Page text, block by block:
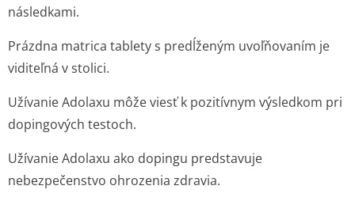
následkami.
Prázdna matrica tablety s predĺženým uvoľňovaním je
viditeľná v stolici.
Užívanie Adolaxu môže viesť k pozitívnym výsledkom pri
dopingových testoch.
Užívanie Adolaxu ako dopingu predstavuje
nebezpečenstvo ohrozenia zdravia.